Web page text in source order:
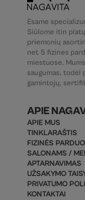
Esame
Siūlome itin
priemonių
net 5 fizines
miestuose.
saugumas, todėl
gamintojų,
APIE
APIE MUS
TINKLARAŠTIS
FIZINĖS
SALONAMS /
APTARNAVIMAS
UŽSAKYMO
PRIVATUMO
KONTAKTAI